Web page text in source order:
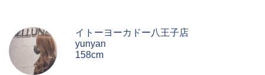
イトーヨーカドー八王子店
yunyan
158cm